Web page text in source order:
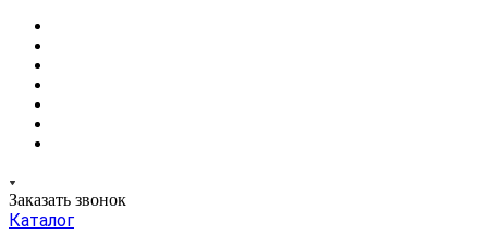
Заказать звонок
Каталог